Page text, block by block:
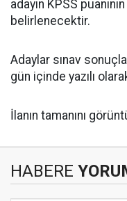
adayın KPSS
belirlenecektir.
​Adaylar sınav
gün içinde yazılı
İlanın tamanını
HABERE